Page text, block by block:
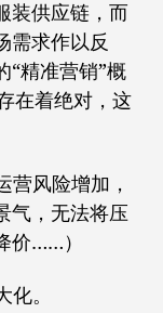
装供应链，而
需求作以反
“精准营销”概
在着绝对，这
营风险增加，
气，无法将压
价……）
。